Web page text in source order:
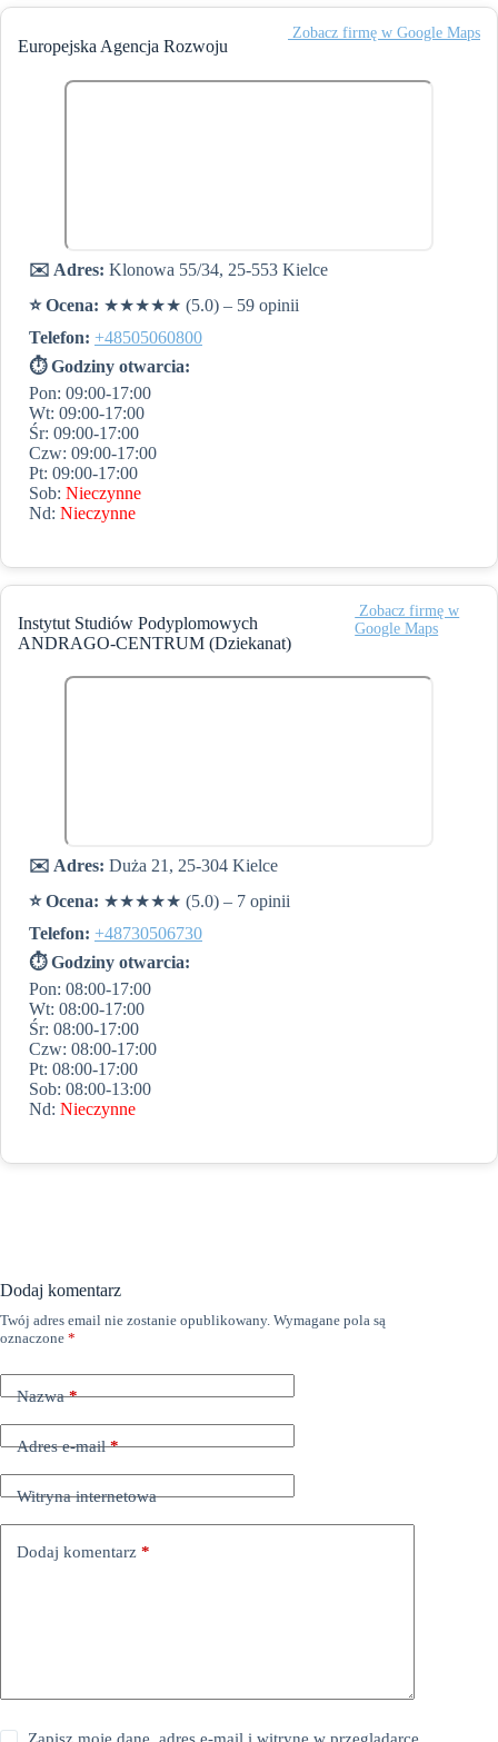
Europejska Agencja Rozwoju
️ Zobacz firmę w Google Maps
✉️ Adres: Klonowa 55/34, 25-553 Kielce
⭐️ Ocena: ★★★★★ (5.0) – 59 opinii
Telefon: +48505060800
⏱ Godziny otwarcia:
Pon: 09:00-17:00
Wt: 09:00-17:00
Śr: 09:00-17:00
Czw: 09:00-17:00
Pt: 09:00-17:00
Sob: Nieczynne
Nd: Nieczynne
Instytut Studiów Podyplomowych
ANDRAGO-CENTRUM (Dziekanat)
️ Zobacz firmę w
Google Maps
✉️ Adres: Duża 21, 25-304 Kielce
⭐️ Ocena: ★★★★★ (5.0) – 7 opinii
Telefon: +48730506730
⏱ Godziny otwarcia:
Pon: 08:00-17:00
Wt: 08:00-17:00
Śr: 08:00-17:00
Czw: 08:00-17:00
Pt: 08:00-17:00
Sob: 08:00-13:00
Nd: Nieczynne
Dodaj komentarz
Twój adres email nie zostanie opublikowany. Wymagane pola są
oznaczone *
Nazwa*
Adres e-mail*
Witryna internetowa
Dodaj komentarz *